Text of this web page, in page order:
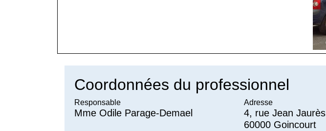
Coordonnées du professionnel
Responsable
Mme Odile Parage-Demael
Adresse
4, rue Jean Jaurès
60000 Goincourt